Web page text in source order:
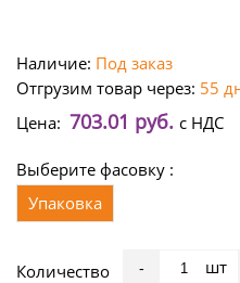
Наличие: Под заказ
Отгрузим товар через: 55
Цена: 703.01 руб. с НДС
Выберите фасовку :
Упаковка
Количество - шт